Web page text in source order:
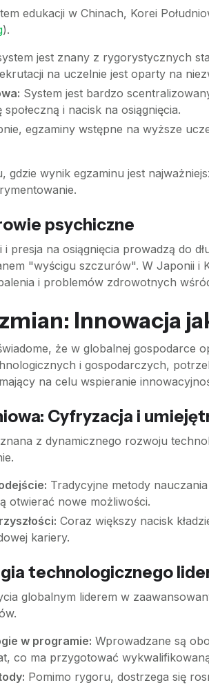
edukacji w Chinach, Korei
).
jest znany z rygorystycznych
na uczelnie jest oparty na
System jest bardzo
i nacisk na osiągnięcia.
egzaminy wstępne na wyższe
gdzie wynik egzaminu jest
psychiczne
presja na osiągnięcia prowadzą do
"wyścigu szczurów". W Japonii i
i problemów zdrowotnych
Innowacja
że w globalnej
i gospodarczych,
na celu wspieranie
Cyfryzacja i
z dynamicznego rozwoju
Tradycyjne metody
otwierać nowe możliwości.
Coraz większy nacisk
kariery.
technologicznego
globalnym liderem w
w programie: Wprowadzane są
co ma przygotować
Pomimo rygoru, dostrzega się